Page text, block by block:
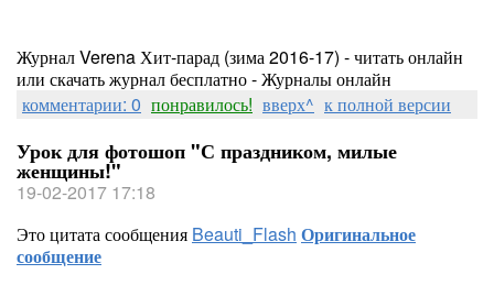
Журнал Verena Хит-парад (зима 2016-17) - читать онлайн
или скачать журнал бесплатно - Журналы онлайн
комментарии: 0 понравилось! вверх^ к полной версии
Урок для фотошоп "С праздником, милые
женщины!"
19-02-2017 17:18
Это цитата сообщения Beauti_Flash Оригинальное
сообщение